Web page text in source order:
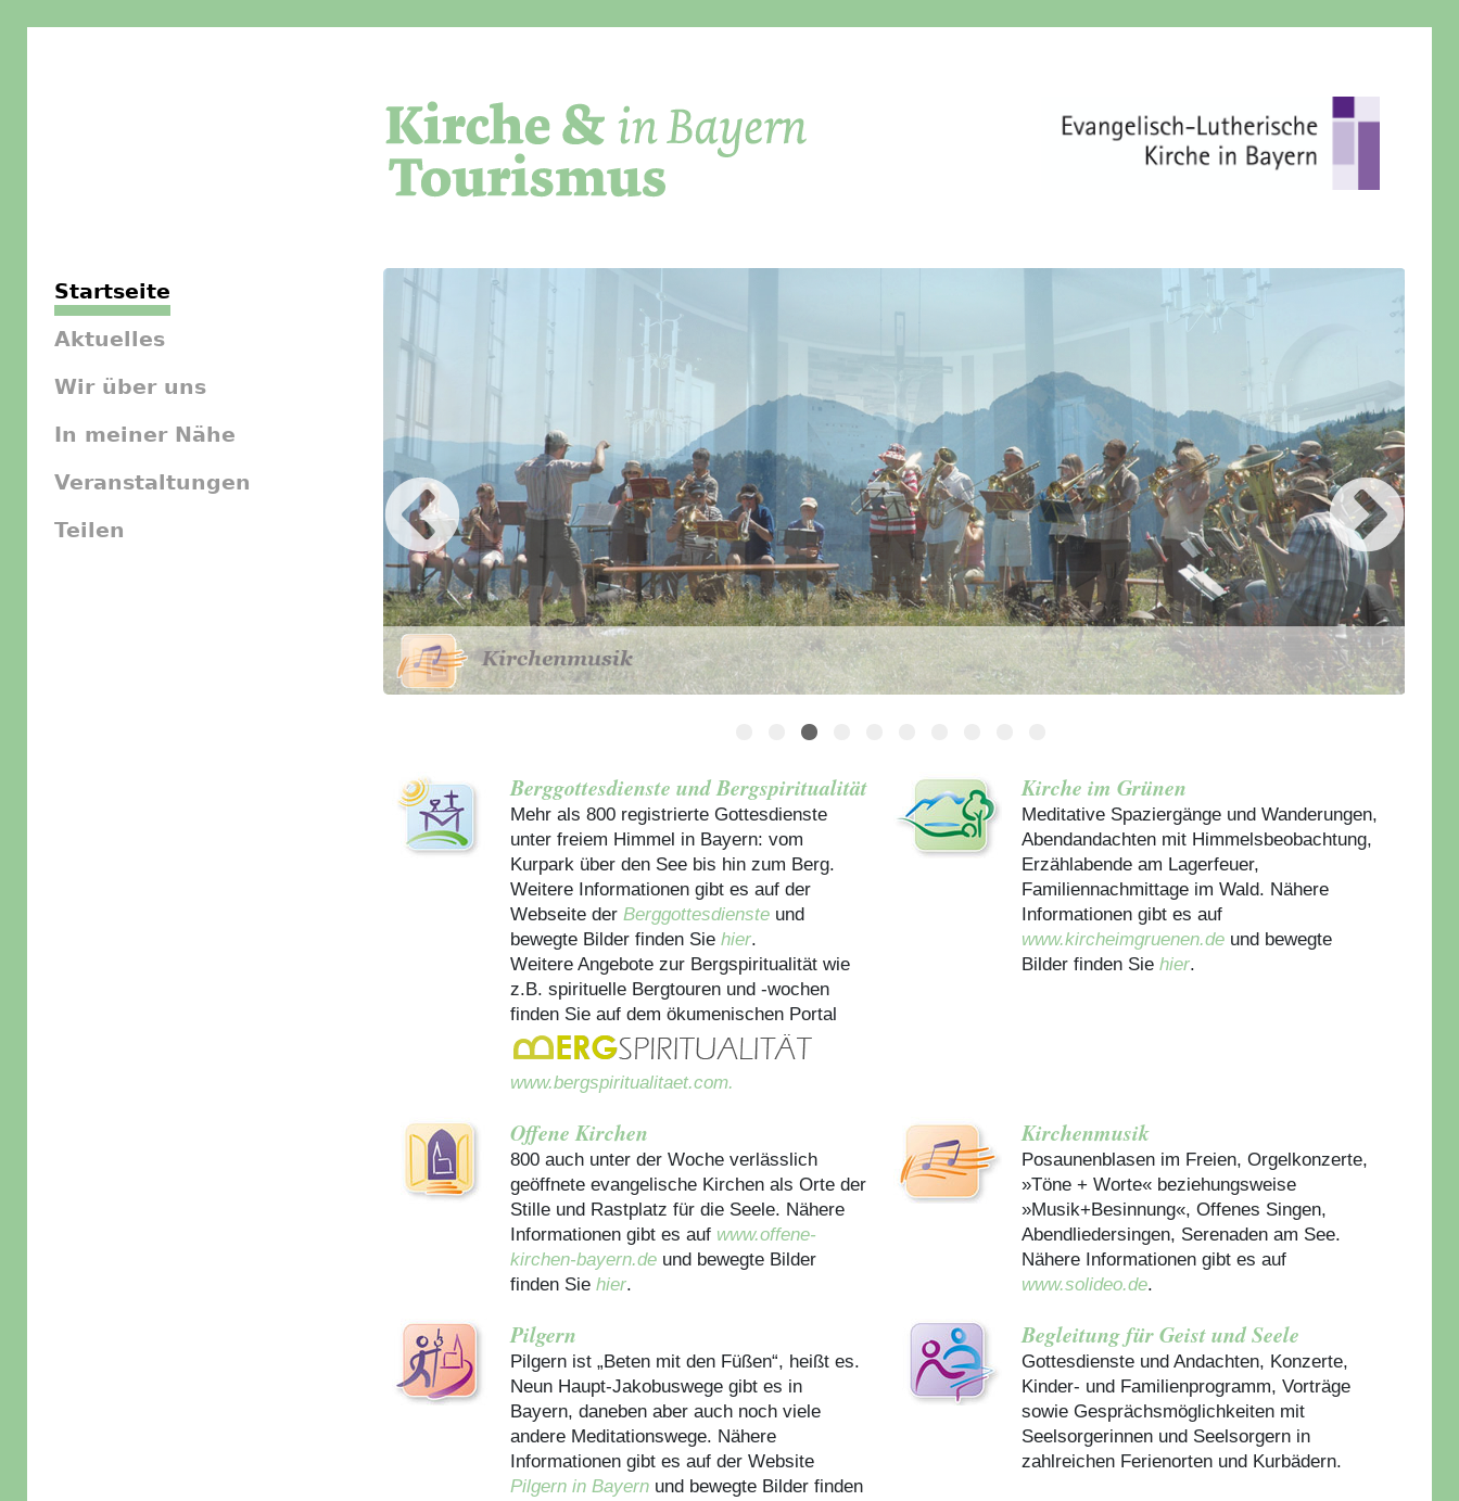
Startseite
Aktuelles
Wir über uns
In meiner Nähe
Veranstaltungen
Teilen
Slider Icon
Bild
Häuser für Gruppen
Berggottesdienste und Bergspiritualität
Mehr als 800 registrierte Gottesdienste
unter freiem Himmel in Bayern: vom
Kurpark über den See bis hin zum Berg.
Weitere Informationen gibt es auf der
Webseite der Berggottesdienste und
bewegte Bilder finden Sie hier.
Weitere Angebote zur Bergspiritualität wie
z.B. spirituelle Bergtouren und -wochen
finden Sie auf dem ökumenischen Portal
www.bergspiritualitaet.com.
Kirche im Grünen
Meditative Spaziergänge und Wanderungen,
Abendandachten mit Himmelsbeobachtung,
Erzählabende am Lagerfeuer,
Familiennachmittage im Wald. Nähere
Informationen gibt es auf
www.kircheimgruenen.deund bewegte
Bilder finden Siehier.
Offene Kirchen
800 auch unter der Woche verlässlich
geöffnete evangelische Kirchen als Orte der
Stille und Rastplatz für die Seele. Nähere
Informationen gibt es auf www.offene-
kirchen-bayern.de und bewegte Bilder
finden Sie hier.
Kirchenmusik
Posaunenblasen im Freien, Orgelkonzerte,
»Töne + Worte« beziehungsweise
»Musik+Besinnung«, Offenes Singen,
Abendliedersingen, Serenaden am See.
Nähere Informationen gibt es auf
www.solideo.de.
Pilgern
Pilgern ist „Beten mit den Füßen“, heißt es.
Neun Haupt-Jakobuswege gibt es in
Bayern, daneben aber auch noch viele
andere Meditationswege. Nähere
Informationen gibt es auf der Website
Pilgern in Bayern und bewegte Bilder finden
Begleitung für Geist und Seele
Gottesdienste und Andachten, Konzerte,
Kinder- und Familienprogramm, Vorträge
sowie Gesprächsmöglichkeiten mit
Seelsorgerinnen und Seelsorgern in
zahlreichen Ferienorten und Kurbädern.